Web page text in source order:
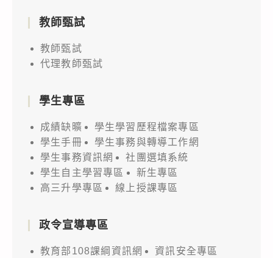
教師甄試
教師甄試
代理教師甄試
學生專區
成績缺曠
學生學習歷程檔案專區
學生手冊
學生事務與轉導工作網
學生事務資訊網
社團選填系統
學生自主學習專區
新生專區
高三升學專區
線上授課專區
政令宣導專區
教育部108課綱資訊網
資訊安全專區